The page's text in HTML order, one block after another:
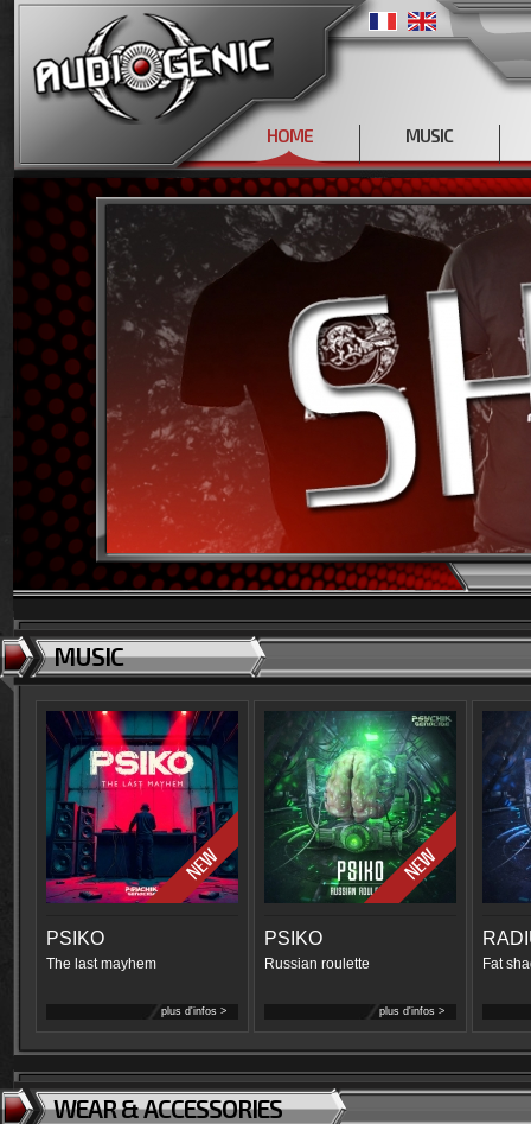
HOME MUSIC
MUSIC
PSIKO
The last mayhem
plus d'infos >
PSIKO
Russian roulette
plus d'infos >
Fat
WEAR & ACCESSORIES